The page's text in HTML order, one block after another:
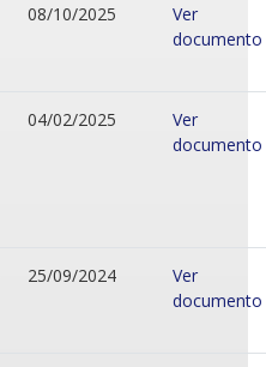
08/10/2025
Ver
documento
04/02/2025
Ver
documento
25/09/2024
Ver
documento